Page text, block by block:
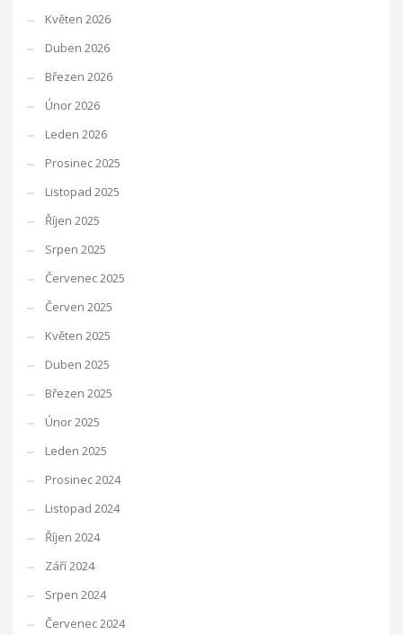
Květen 2026
Duben 2026
Březen 2026
Únor 2026
Leden 2026
Prosinec 2025
Listopad 2025
Říjen 2025
Srpen 2025
Červenec 2025
Červen 2025
Květen 2025
Duben 2025
Březen 2025
Únor 2025
Leden 2025
Prosinec 2024
Listopad 2024
Říjen 2024
Září 2024
Srpen 2024
Červenec 2024